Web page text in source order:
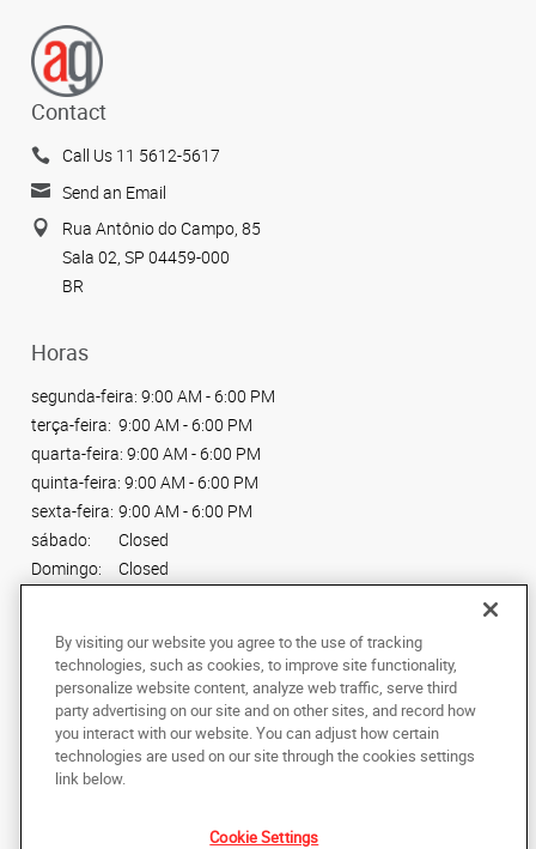
Contact
Call Us 11 5612-5617
Send an Email
Rua Antônio do Campo, 85
Sala 02, SP 04459-000
BR
Horas
segunda-feira: 9:00 AM - 6:00 PM
terça-feira: 9:00 AM - 6:00 PM
quarta-feira: 9:00 AM - 6:00 PM
quinta-feira: 9:00 AM - 6:00 PM
sexta-feira: 9:00 AM - 6:00 PM
sábado:
Closed
Domingo:
Closed
Copyright © 2024 AlphaGraphics Printshops do Brasil. Todos os direitos
reservados.
By visiting our website you agree to the use of tracking
technologies, such as cookies, to improve site functionality,
personalize website content, analyze web traffic, serve third
party advertising on our site and on other sites, and record how
you interact with our website. You can adjust how certain
technologies are used on our site through the cookies settings
link below.
Cookie Settings